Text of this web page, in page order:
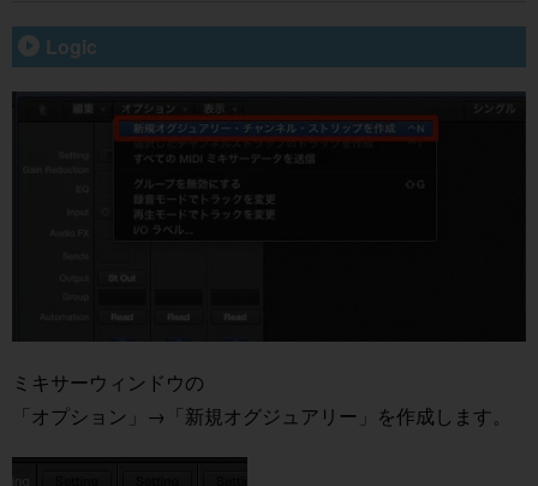
Logic
ミキサーウィンドウの
「オプション」→「新規オグジュアリー」を作成します。